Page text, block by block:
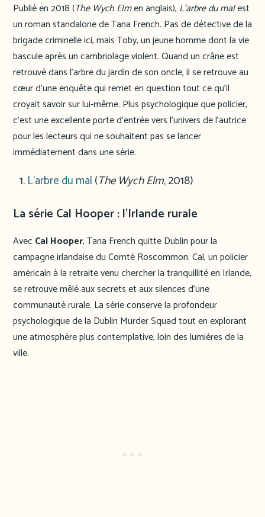
Publié en 2018 (The Wych Elmen anglais), L’arbre du malest
un roman standalone de Tana French. Pas de détective de la
brigade criminelle ici, mais Toby, un jeune homme dont la vie
bascule après un cambriolage violent. Quand un crâne est
retrouvé dans l’arbre du jardin de son oncle, il se retrouve au
cœur d’une enquête qui remet en question tout ce qu’il
croyait savoir sur lui-même. Plus psychologique que policier,
c’est une excellente porte d’entrée vers l’univers de l’autrice
pour les lecteurs qui ne souhaitent pas se lancer
immédiatement dans une série.
L’arbre du mal(The Wych Elm, 2018)
La série Cal Hooper : l’Irlande rurale
Avec Cal Hooper, Tana French quitte Dublin pour la
campagne irlandaise du Comté Roscommon. Cal, un policier
américain à la retraite venu chercher la tranquillité en Irlande,
se retrouve mêlé aux secrets et aux silences d’une
communauté rurale. La série conserve la profondeur
psychologique de la Dublin Murder Squad tout en explorant
une atmosphère plus contemplative, loin des lumières de la
ville.